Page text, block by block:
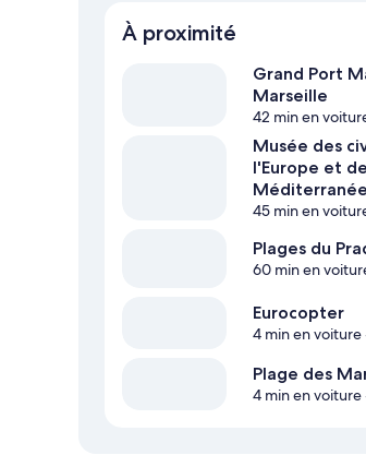
À proximité
Grand Port
Marseille
42 min en
Musée des
l'Europe et
Méditerranée
45 min en
Plages du
60 min en
Eurocopter
4 min en voiture
Plage des
4 min en voiture